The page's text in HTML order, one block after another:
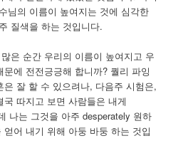
님의 이름이 높여지는 것에 심각한
질색을 하는 것입니다.
은 순간 우리의 이름이 높여지고 우
에 전전긍긍해 합니까? 퀄리 파잉
잘 할 수 있으려나, 다음주 시험은,
따지고 보면 사람들은 내게
나는 그것을 아주 desperately 원하
어 내기 위해 아둥 바둥 하는 것입